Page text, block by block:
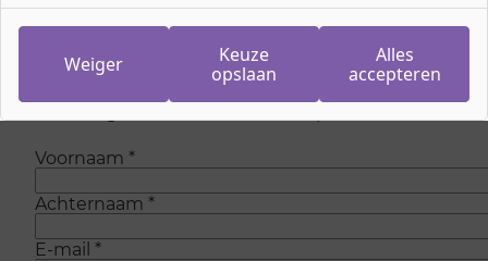
Op dit moment zijn is er geen plaats meer om
mee te lopen bij de opleiding. Maar wees
gerust, we voegen regelmatig nieuwe plaatsen
toe. Laat je gegevens achter en we sturen je
Voornaam *
Achternaam *
E-mail *
Weiger
Keuze
opslaan
Alles
accepteren